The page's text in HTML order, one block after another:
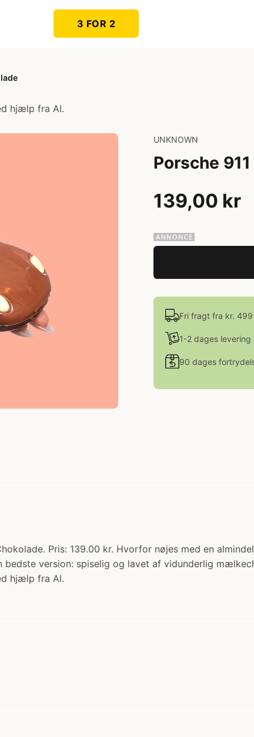
3 FOR 2
hjælp fra AI.
UNKNOWN
Porsche
139,00 kr
Fri fragt fra kr. 499
1-2 dages levering
90 dages
Pris: 139.00 kr. Hvorfor nøjes med en
bedste version: spiselig og lavet af vidunderlig
hjælp fra AI.